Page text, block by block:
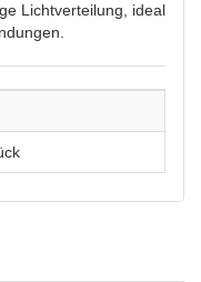
Lichtverteilung, ideal